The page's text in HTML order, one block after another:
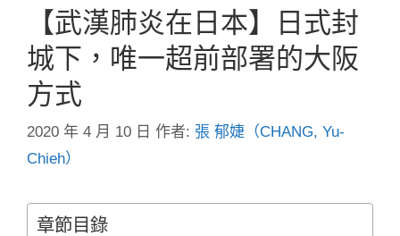
【武漢肺炎在日本】日式封
城下，唯一超前部署的大阪
方式
2020 年 4 月 10 日 作者: 張 郁婕（CHANG, Yu-
Chieh）
章節目錄